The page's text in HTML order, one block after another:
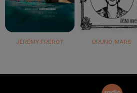
JÉRÉMY FREROT BRUNO MARS